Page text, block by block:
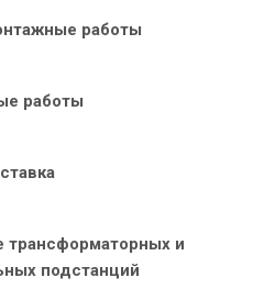
работы
работы
трансформаторных и
подстанций